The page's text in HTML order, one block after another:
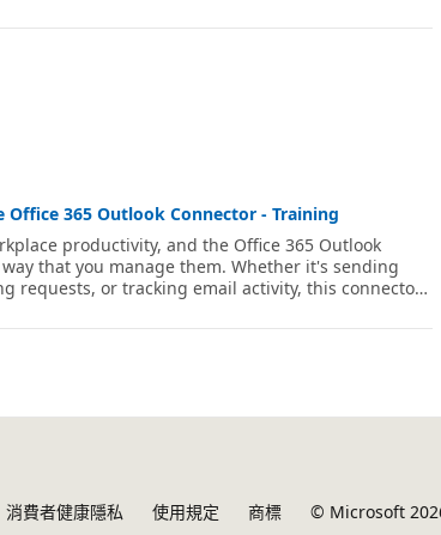
365 Outlook Connector - Training
productivity, and the Office 365 Outlook
that you manage them. Whether it's sending
requests, or tracking email activity, this connector
automated workflows that keep your email
消費者健康隱私 使用規定 商標 © Microsoft